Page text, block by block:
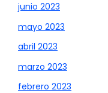
junio 2023
mayo 2023
abril 2023
marzo 2023
febrero 2023